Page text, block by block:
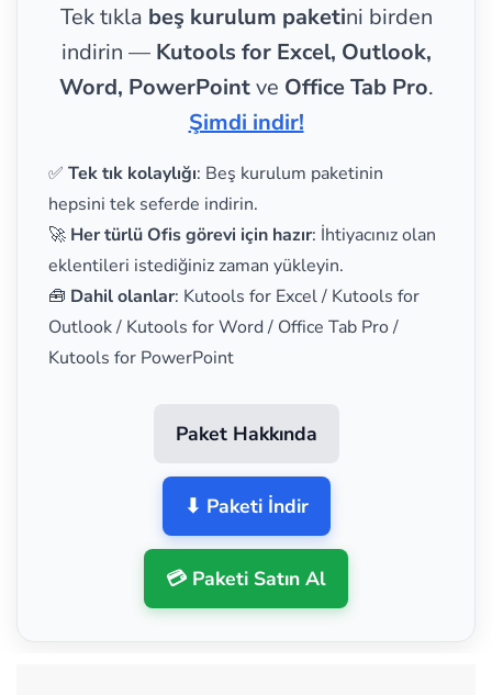
Tek tıkla beş kurulum paketini birden
indirin — Kutools for Excel, Outlook,
Word, PowerPointve Office Tab Pro.
Şimdi indir!
✅ Tek tık kolaylığı: Beş kurulum paketinin
hepsini tek seferde indirin.
🚀 Her türlü Ofis görevi için hazır: İhtiyacınız olan
eklentileri istediğiniz zaman yükleyin.
🧰 Dahil olanlar: Kutools for Excel / Kutools for
Outlook / Kutools for Word / Office Tab Pro /
Kutools for PowerPoint
Paket Hakkında
⬇ Paketi İndir
💳 Paketi Satın Al